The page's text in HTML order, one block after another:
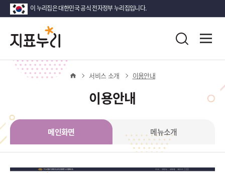
이 누리집은 대한민국 공식 전자정부 누리집입니다.
지
표
누
다
시
한
민
운
국
민
의
통
검
서비스 소개 이용안내
이용안내
메인화면 메뉴소개